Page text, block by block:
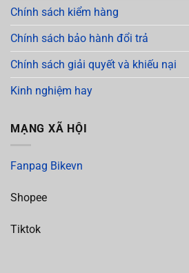
Chính sách kiểm hàng
Chính sách bảo hành đổi trả
Chính sách giải quyết và khiếu nại
Kinh nghiệm hay
MẠNG XÃ HỘI
Fanpag Bikevn
Shopee
Tiktok